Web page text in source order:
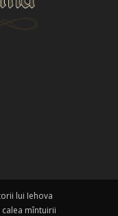
lui Iehova
calea mîntuirii